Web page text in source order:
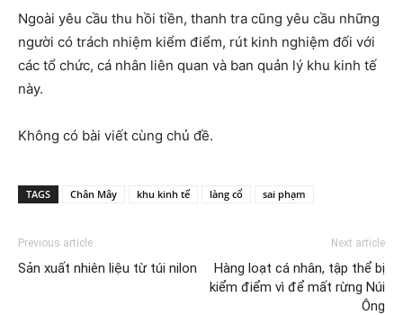
Ngoài yêu cầu thu hồi tiền, thanh tra cũng yêu cầu những
người có trách nhiệm kiểm điểm, rút kinh nghiệm đối với
các tổ chức, cá nhân liên quan và ban quản lý khu kinh tế
này.
Không có bài viết cùng chủ đề.
TAGS Chân Mây khu kinh tế làng cổ sai phạm
Previous article
Sản xuất nhiên liệu từ túi nilon
Next article
Hàng loạt cá nhân, tập thể bị
kiểm điểm vì để mất rừng Núi
Ông